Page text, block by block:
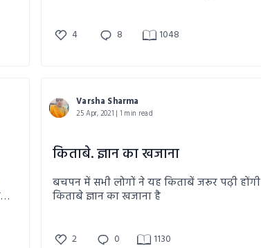
4 8 1048
Varsha Sharma
25 Apr, 2021 | 1 min read
किताबे. ज्ञान का खजाना
बचपन में सभी लोगों ने यह किताबें जरूर पढ़ी होंगी
किताबे ज्ञान का खजाना है
2 0 1130